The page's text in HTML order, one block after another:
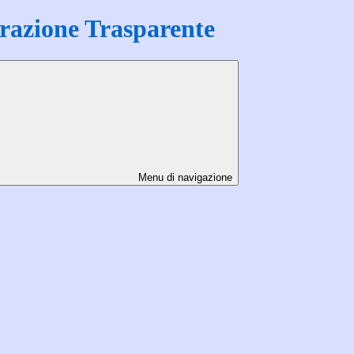
Trasparente
Menu di navigazione